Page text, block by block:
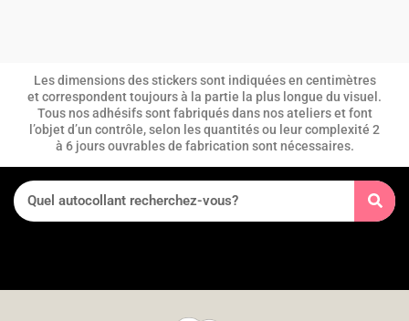
Les dimensions des stickers sont indiquées en centimètres
et correspondent toujours à la partie la plus longue du visuel.
Tous nos adhésifs sont fabriqués dans nos ateliers et font
l’objet d’un contrôle, selon les quantités ou leur complexité 2
à 6 jours ouvrables de fabrication sont nécessaires.